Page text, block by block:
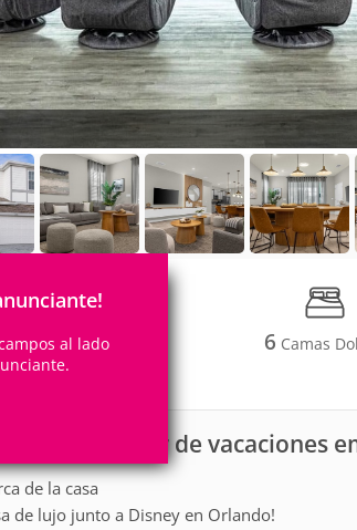
al lado
7Cuartos
3
6 Camas
para alquiler de vacaciones
de la casa
de lujo junto a Disney en Orlando!